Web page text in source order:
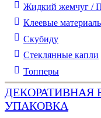
Жидкий жемчуг /
Клеевые
Скубиду
Стеклянные капли
Топперы
ДЕКОРАТИВНАЯ
УПАКОВКА